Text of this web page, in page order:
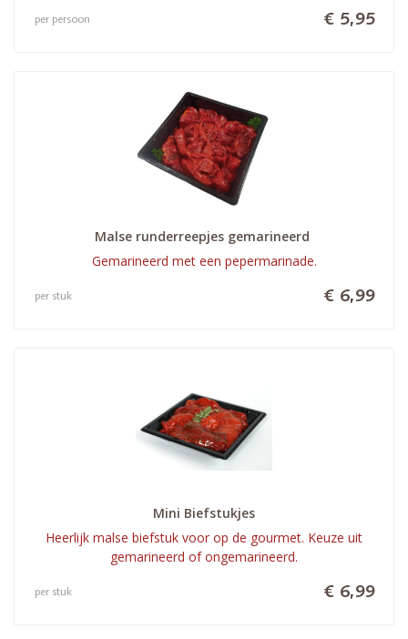
€ 5,95
per persoon
Malse runderreepjes gemarineerd
Gemarineerd met een pepermarinade.
€ 6,99
per stuk
Mini Biefstukjes
Heerlijk malse biefstuk voor op de gourmet. Keuze uit
gemarineerd of ongemarineerd.
€ 6,99
per stuk